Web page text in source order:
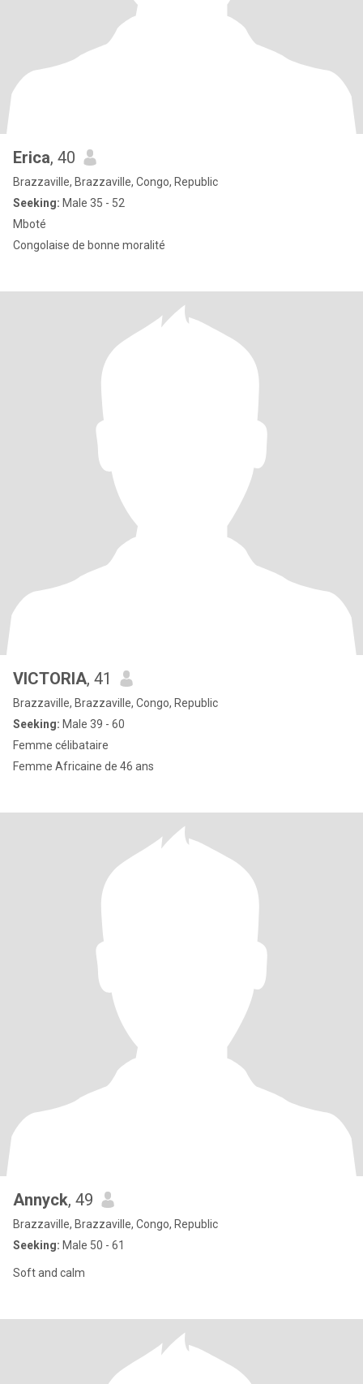
Erica, 40
Brazzaville, Brazzaville, Congo, Republic
Seeking: Male 35 - 52
Mboté
Congolaise de bonne moralité
VICTORIA, 41
Brazzaville, Brazzaville, Congo, Republic
Seeking: Male 39 - 60
Femme célibataire
Femme Africaine de 46 ans
Annyck, 49
Brazzaville, Brazzaville, Congo, Republic
Seeking: Male 50 - 61
Soft and calm